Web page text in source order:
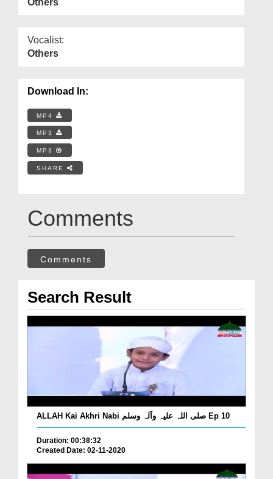
Vocalist:
Others
Download In:
MP4
MP3
MP3
SHARE
Comments
Comments
Search Result
ALLAH Kai Akhri Nabi صلی اللہ علیہ وآلہ وسلم Ep 10
Duration: 00:38:32
Created Date: 02-11-2020